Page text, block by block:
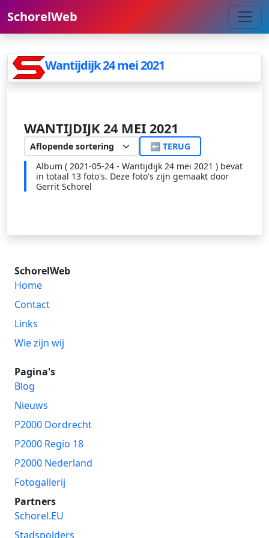
SchorelWeb
Wantijdijk 24 mei 2021
WANTIJDIJK 24 MEI 2021
⬅ TERUG
Album ( 2021-05-24 - Wantijdijk 24 mei 2021 ) bevat
in totaal 13 foto's. Deze foto's zijn gemaakt door
Gerrit Schorel
SchorelWeb
Home
Contact
Links
Wie zijn wij
Pagina's
Blog
Nieuws
P2000 Dordrecht
P2000 Regio 18
P2000 Nederland
Fotogallerij
Partners
Schorel.EU
Stadspolders